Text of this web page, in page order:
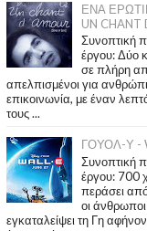
ΕΝΑ
UN CHANT
Συνοπτική
έργου: Δύο
σε πλήρη
απελπισμένοι για
επικοινωνία, με έναν
τους ...
ΓΟΥΟΛ-Υ -
Συνοπτική
έργου: 700
περάσει
οι
εγκαταλείψει τη Γη